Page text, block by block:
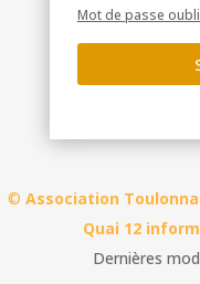
Mot de passe
© Association
Quai 12
Dernières